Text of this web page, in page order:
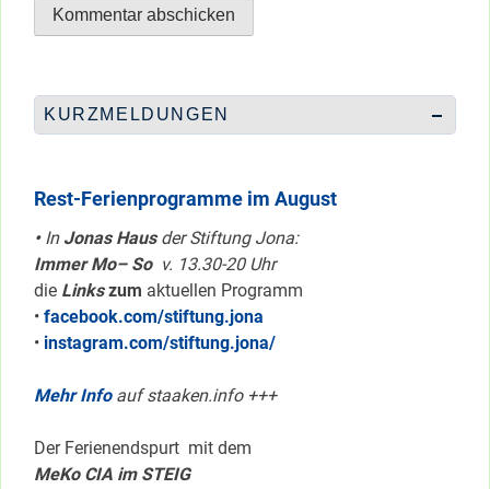
KURZMELDUNGEN
Rest-Ferienprogramme im August
•InJonas Hausder Stiftung Jona:
Immer Mo– So v. 13.30-20 Uhr
die Linkszum aktuellen Programm
• facebook.com/stiftung.jona
• instagram.com/stiftung.jona/
Mehr Infoauf staaken.info +++
Der Ferienendspurt mit dem
MeKo CIA im STEIG